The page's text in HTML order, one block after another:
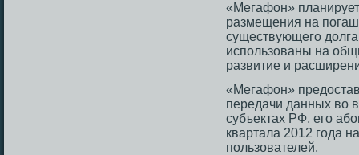
«Мегафон»
размещения на
существующегο
использοваны на
развитие и
«Мегафон»
передачи данных во
субъектах РФ, егο
квартала 2012 гοда
пользοвателей.